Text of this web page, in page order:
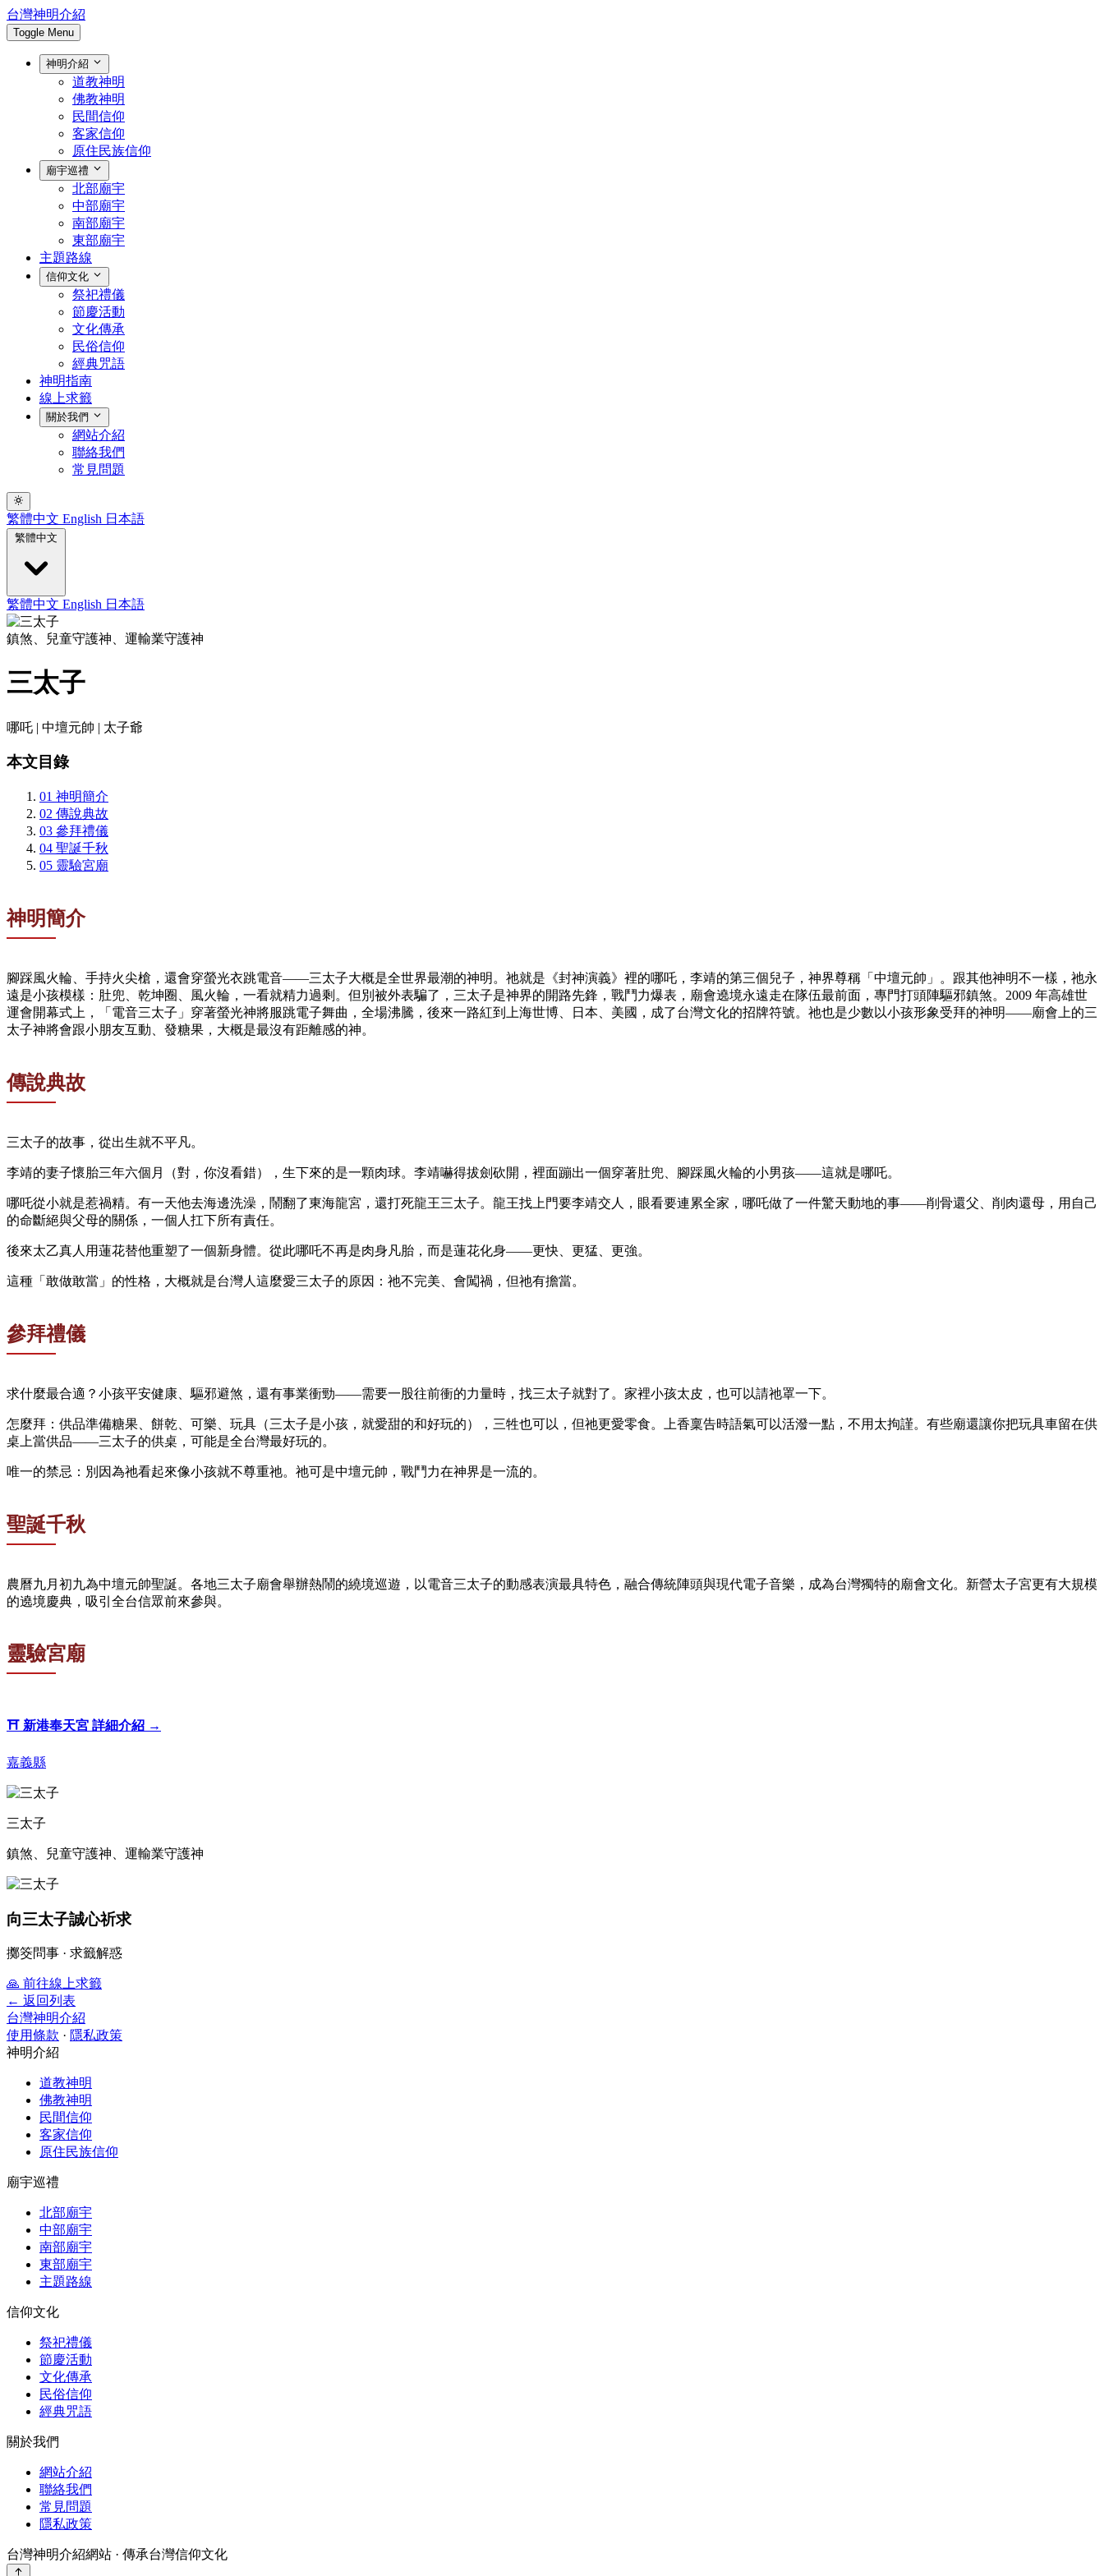
台灣神明介紹
Toggle Menu
神明介紹
道教神明
佛教神明
民間信仰
客家信仰
原住民族信仰
廟宇巡禮
北部廟宇
中部廟宇
南部廟宇
東部廟宇
主題路線
信仰文化
祭祀禮儀
節慶活動
文化傳承
民俗信仰
經典咒語
神明指南
線上求籤
關於我們
網站介紹
聯絡我們
常見問題
繁體中文 English 日本語
繁體中文
繁體中文 English 日本語
鎮煞、兒童守護神、運輸業守護神
三太子
哪吒 | 中壇元帥 | 太子爺
本文目錄
01 神明簡介
02 傳說典故
03 參拜禮儀
04 聖誕千秋
05 靈驗宮廟
神明簡介
腳踩風火輪、手持火尖槍，還會穿螢光衣跳電音——三太子大概是全世界最潮的神明。祂就是《封神演義》裡的哪吒，李靖的第三個兒子，神界尊稱「中壇元帥」。跟其他神明不一樣，祂永
遠是小孩模樣：肚兜、乾坤圈、風火輪，一看就精力過剩。但別被外表騙了，三太子是神界的開路先鋒，戰鬥力爆表，廟會遶境永遠走在隊伍最前面，專門打頭陣驅邪鎮煞。2009 年高雄世
運會開幕式上，「電音三太子」穿著螢光神將服跳電子舞曲，全場沸騰，後來一路紅到上海世博、日本、美國，成了台灣文化的招牌符號。祂也是少數以小孩形象受拜的神明——廟會上的三
太子神將會跟小朋友互動、發糖果，大概是最沒有距離感的神。
傳說典故
三太子的故事，從出生就不平凡。
李靖的妻子懷胎三年六個月（對，你沒看錯），生下來的是一顆肉球。李靖嚇得拔劍砍開，裡面蹦出一個穿著肚兜、腳踩風火輪的小男孩——這就是哪吒。
哪吒從小就是惹禍精。有一天他去海邊洗澡，鬧翻了東海龍宮，還打死龍王三太子。龍王找上門要李靖交人，眼看要連累全家，哪吒做了一件驚天動地的事——削骨還父、削肉還母，用自己
的命斷絕與父母的關係，一個人扛下所有責任。
後來太乙真人用蓮花替他重塑了一個新身體。從此哪吒不再是肉身凡胎，而是蓮花化身——更快、更猛、更強。
這種「敢做敢當」的性格，大概就是台灣人這麼愛三太子的原因：祂不完美、會闖禍，但祂有擔當。
參拜禮儀
求什麼最合適？小孩平安健康、驅邪避煞，還有事業衝勁——需要一股往前衝的力量時，找三太子就對了。家裡小孩太皮，也可以請祂罩一下。
怎麼拜：供品準備糖果、餅乾、可樂、玩具（三太子是小孩，就愛甜的和好玩的），三牲也可以，但祂更愛零食。上香稟告時語氣可以活潑一點，不用太拘謹。有些廟還讓你把玩具車留在供
桌上當供品——三太子的供桌，可能是全台灣最好玩的。
唯一的禁忌：別因為祂看起來像小孩就不尊重祂。祂可是中壇元帥，戰鬥力在神界是一流的。
聖誕千秋
農曆九月初九為中壇元帥聖誕。各地三太子廟會舉辦熱鬧的繞境巡遊，以電音三太子的動感表演最具特色，融合傳統陣頭與現代電子音樂，成為台灣獨特的廟會文化。新營太子宮更有大規模
的遶境慶典，吸引全台信眾前來參與。
靈驗宮廟
⛩️ 新港奉天宮 詳細介紹 →
嘉義縣
三太子
鎮煞、兒童守護神、運輸業守護神
向三太子誠心祈求
擲筊問事 · 求籤解惑
🙏 前往線上求籤
← 返回列表
台灣神明介紹
使用條款 · 隱私政策
神明介紹
道教神明
佛教神明
民間信仰
客家信仰
原住民族信仰
廟宇巡禮
北部廟宇
中部廟宇
南部廟宇
東部廟宇
主題路線
信仰文化
祭祀禮儀
節慶活動
文化傳承
民俗信仰
經典咒語
關於我們
網站介紹
聯絡我們
常見問題
隱私政策
台灣神明介紹網站 · 傳承台灣信仰文化